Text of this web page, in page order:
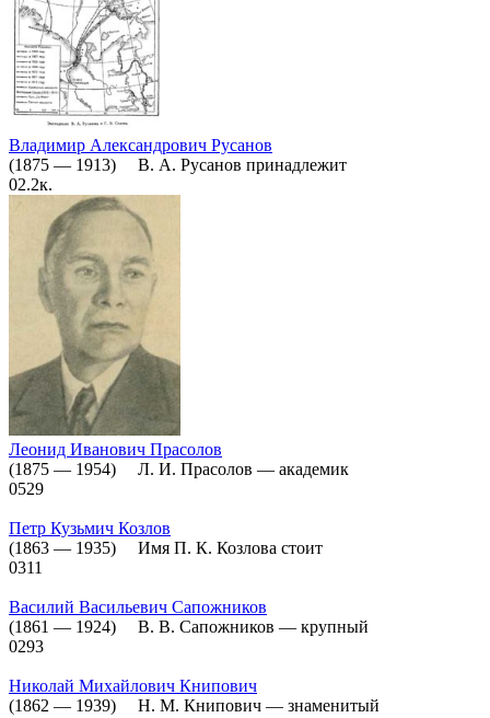
Владимир Александрович Русанов
(1875 — 1913) В. А. Русанов принадлежит
02.2к.
Леонид Иванович Прасолов
(1875 — 1954) Л. И. Прасолов — академик
0529
Петр Кузьмич Козлов
(1863 — 1935) Имя П. К. Козлова стоит
0311
Василий Васильевич Сапожников
(1861 — 1924) В. В. Сапожников — крупный
0293
Николай Михайлович Книпович
(1862 — 1939) Н. М. Книпович — знаменитый